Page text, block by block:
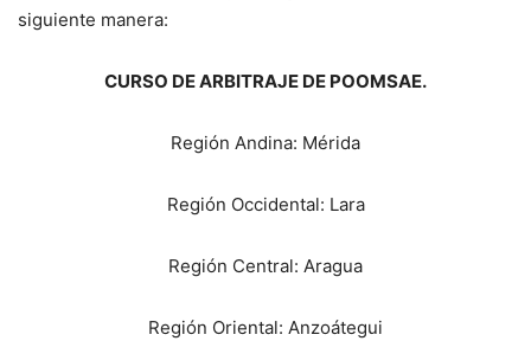
siguiente manera:
CURSO DE ARBITRAJE DE POOMSAE.
Región Andina: Mérida
Región Occidental: Lara
Región Central: Aragua
Región Oriental: Anzoátegui